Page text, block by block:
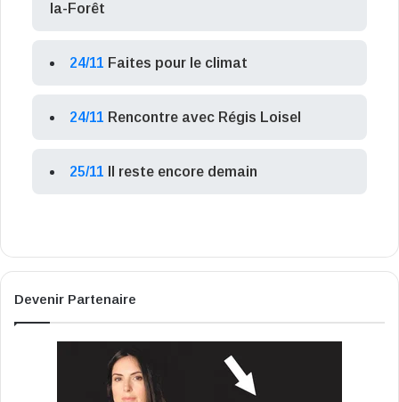
la-Forêt
24/11 Faites pour le climat
24/11 Rencontre avec Régis Loisel
25/11 Il reste encore demain
Devenir Partenaire